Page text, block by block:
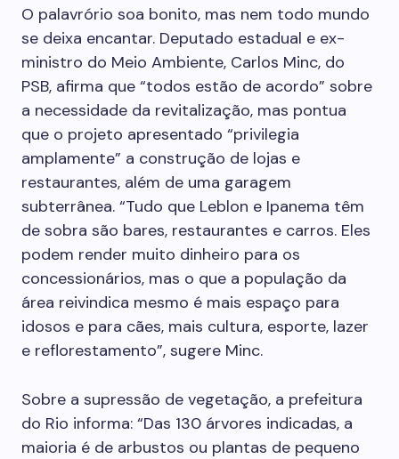
O palavrório soa bonito, mas nem todo mundo
se deixa encantar. Deputado estadual e ex-
ministro do Meio Ambiente, Carlos Minc, do
PSB, afirma que “todos estão de acordo” sobre
a necessidade da revitalização, mas pontua
que o projeto apresentado “privilegia
amplamente” a construção de lojas e
restaurantes, além de uma garagem
subterrânea. “Tudo que Leblon e Ipanema têm
de sobra são bares, restaurantes e carros. Eles
podem render muito dinheiro para os
concessionários, mas o que a população da
área reivindica mesmo é mais espaço para
idosos e para cães, mais cultura, esporte, lazer
e reflorestamento”, sugere Minc.
Sobre a supressão de vegetação, a prefeitura
do Rio informa: “Das 130 árvores indicadas, a
maioria é de arbustos ou plantas de pequeno